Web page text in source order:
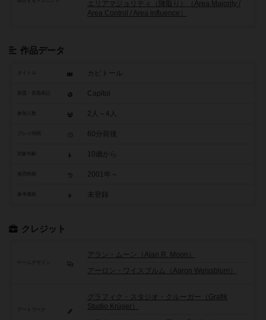
エリアマジョリティ（陣取り）（Area Majority /
Area Control / Area influence）
作品データ
タイトル カピトール
Capitol
参加人数 2人～4人
60分前後
10歳から
2001年～
参考価格 未登録
クレジット
ゲームデザイン
アラン・ムーン（Alan R. Moon）
アーロン・ワイスブルム（Aaron Weissblum）
アートワーク
グラフィク・スタジオ・クルーガー（Grafik
Studio Krüger）